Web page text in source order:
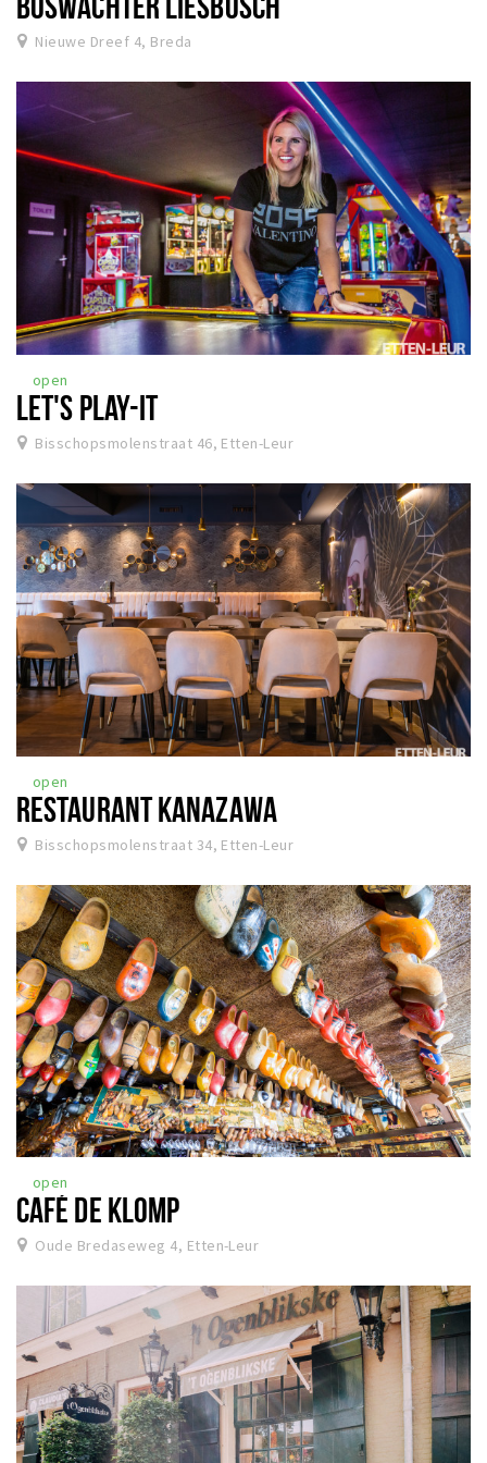
Nieuwe Dreef 4, Breda
open
LET'S PLAY-IT
Bisschopsmolenstraat 46, Etten-Leur
open
RESTAURANT KANAZAWA
Bisschopsmolenstraat 34, Etten-Leur
open
CAFÉ DE KLOMP
Oude Bredaseweg 4, Etten-Leur